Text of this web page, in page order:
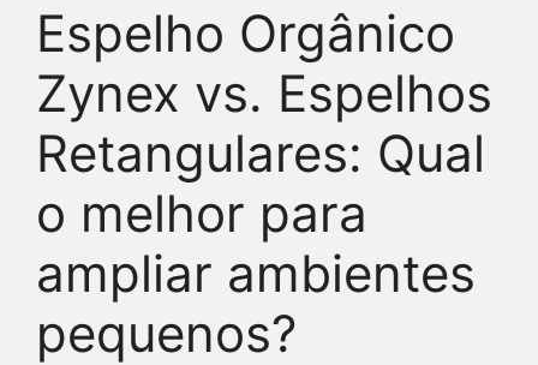
Espelho Orgânico
Zynex vs. Espelhos
Retangulares: Qual
o melhor para
ampliar ambientes
pequenos?